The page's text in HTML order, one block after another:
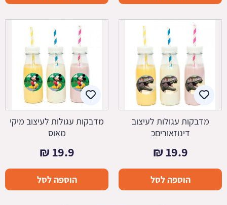
מדבקות עגולות לעיצוב
דינוזאוריםכ
19.9
₪
הוספה לסל
מדבקות עגולות לעיצוב מיקי
מאוס
19.9
₪
הוספה לסל